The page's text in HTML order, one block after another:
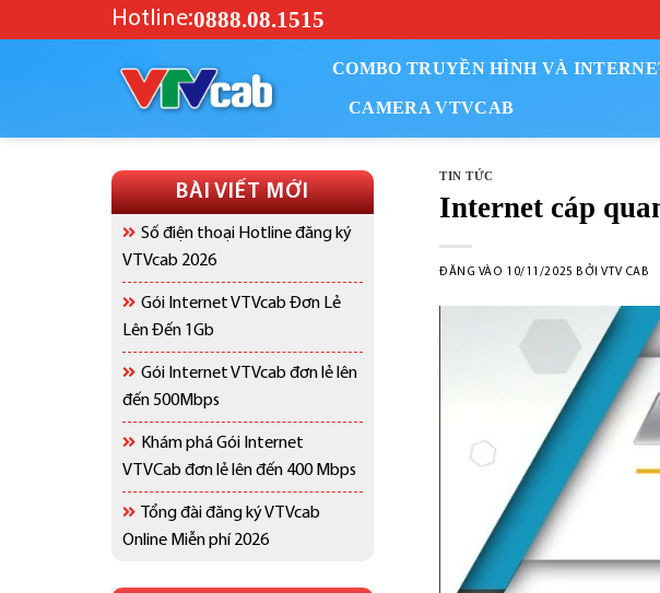
qua
Hotline:0888.08.1515
COMBO TRUYỀN HÌNH VÀ
CAMERA VTVCAB
BÀI VIẾT MỚI
Số điện thoại Hotline đăng ký
VTVcab 2026
Gói Internet VTVcab Đơn Lẻ
Lên Đến 1Gb
Gói Internet VTVcab đơn lẻ lên
đến 500Mbps
Khám phá Gói Internet
VTVCab đơn lẻ lên đến 400 Mbps
Tổng đài đăng ký VTVcab
Online Miễn phí 2026
TIN TỨC
Internet cáp
ĐĂNG VÀO 10/11/2025 BỞIVTV CAB